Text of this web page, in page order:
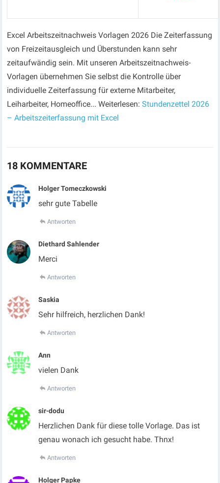
Excel Arbeitszeitnachweis Vorlagen 2026 Die Zeiterfassung
von Freizeitausgleich und Überstunden kann sehr
zeitaufwändig sein. Mit unseren Arbeitszeitnachweis-
Vorlagen übernehmen Sie selbst die Kontrolle über
individuelle Zeiterfassung für externe Mitarbeiter,
Leiharbeiter, Homeoffice... Weiterlesen:Stundenzettel 2026
– Arbeitszeiterfassung mit Excel
18 KOMMENTARE
Holger Tomeczkowski
sehr gute Tabelle
Antworten
Diethard Sahlender
Merci
Antworten
Saskia
Sehr hilfreich, herzlichen Dank!
Antworten
Ann
vielen Dank
Antworten
sir-dodu
Herzlichen Dank für diese tolle Vorlage. Das ist
genau wonach ich gesucht habe. Thnx!
Antworten
Holger Papke